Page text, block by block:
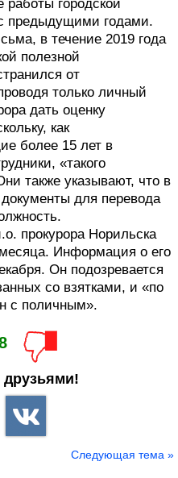
работы городской
предыдущими годами.
в течение 2019 года
полезной
от
только личный
дать оценку
как
более 15 лет в
«такого
также указывают, что в
для перевода
прокурора Норильска
Информация о его
Он подозревается
со взятками, и «по
с поличным».
друзьями!
Следующая тема »